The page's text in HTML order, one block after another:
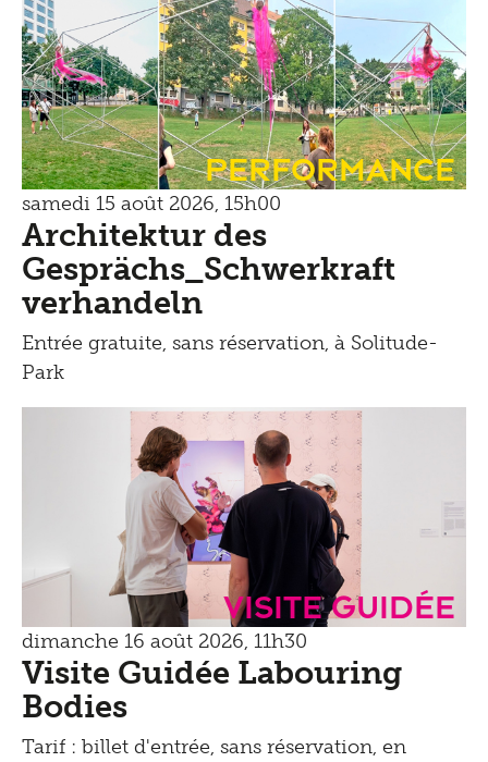
Performance
samedi 15 août 2026, 15h00
Architektur des
Gesprächs_Schwerkraft
verhandeln
Entrée gratuite, sans réservation, à Solitude-
Park
Visite guidée
dimanche 16 août 2026, 11h30
Visite Guidée Labouring
Bodies
Tarif : billet d'entrée, sans réservation, en